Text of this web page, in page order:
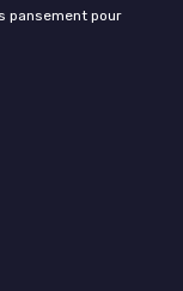
pansement pour